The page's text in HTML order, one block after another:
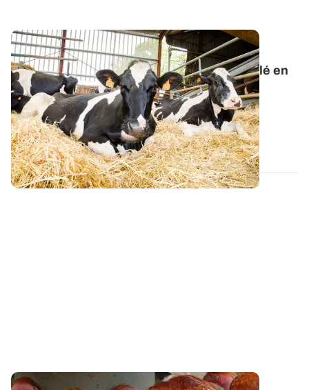
DÉFICIT FOURRAGER
Comment limiter l'utilisation de paille de blé en
litière ?
Les deux épisodes caniculaires ont contraint à
l’affouragement avant le début de l’été et...
02 JUILL. 2026